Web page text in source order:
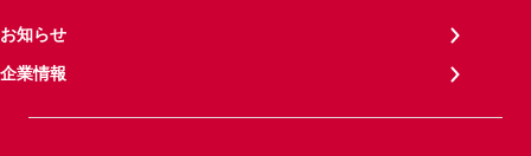
お知らせ
企業情報